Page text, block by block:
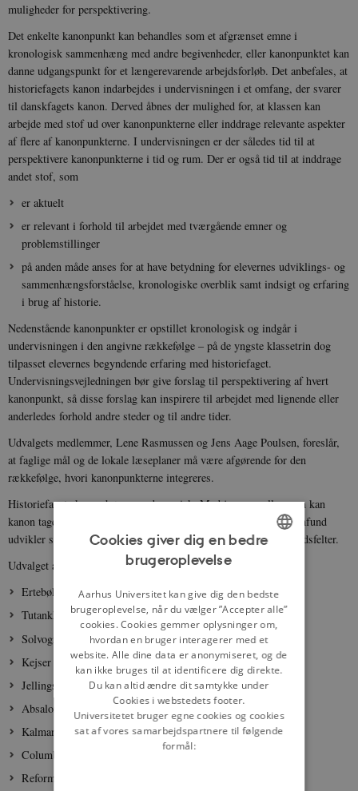
muligheder for perspektivering.
Det enkelte kanonpunkt kan behandles som et afgrænset emne i
kronologisk sammenhæng med andre begivenheder, eller kanonpunktet kan
danne udgangspunkt for et længerevarende arbejdsforløb. Det anbefales, at
historiefagets kanon indarbejdes i undervisningen i et omfang, der svarer
til danskfagets kanon. Derved åbnes der mulighed for, at klassen kan
arbejde med stof ud over kanonpunkterne eller inddrage relevante aspekter
af flere af kanonpunkterne. I undervisningen er der således tid til at
perspektivere kanonpunkterne i tid og rum. Der er også tid til at inddrage
andet stof, som
er aktuelt
er relevant i forhold til arbejdet med tværgående emner og
problemstillinger
på anden måde anses for at have betydning for elevernes udviklings- og
sammenhængsforståelse, kronologiske overblik samt indsigt og erfaring
i brug af historie.
Nedenstående kanonpunkter er opstillet kronologisk og indgår i
undervisningen i den angivne rækkefølge – på de yngste klassetrin dog
tilpasset elevernes begyndende erfaring med historiefaget.
Undervisningsvejledningen bør give forslag til perspektivering af hvert
kanonpunkt, så disse forslag kan inspirere til arbejdet med lignende eller
anderledes forhold andre steder og til andre tider.
Udvalgets medlemmer, Lene Rasmussen og Jens Aage Poulsen, foreslår,
at faglige mål og de lokale læseplaner må være afgørende for den
rækkefølge, hvori kanonpunkterne integreres.
Historiefagets kanon bør være dynamisk. Med jævne mellemrum kan
kanon tages op til revision i takt med at historieopfattelse og samfund
udvikler sig og til stadighed retter fokus mod nye opmærksomhedsfelter.
Udvalget anbefaler følgende kanonpunkter
Ertebøllekulturen
Tutankhamon
Solvognen
Kejser Augustus
Jellingstenen
Absalon
Kalmarunionen
Columbus
Reformationen
DANISH
Cookies giver dig en bedre
brugeroplevelse
Aarhus Universitet kan give dig den bedste
brugeroplevelse, når du vælger ”Accepter alle”
cookies. Cookies gemmer oplysninger om,
hvordan en bruger interagerer med et
website. Alle dine data er anonymiseret, og de
kan ikke bruges til at identificere dig direkte.
Du kan altid ændre dit samtykke under
Cookies i webstedets footer.
Universitetet bruger egne cookies og cookies
sat af vores samarbejdspartnere til følgende
formål: